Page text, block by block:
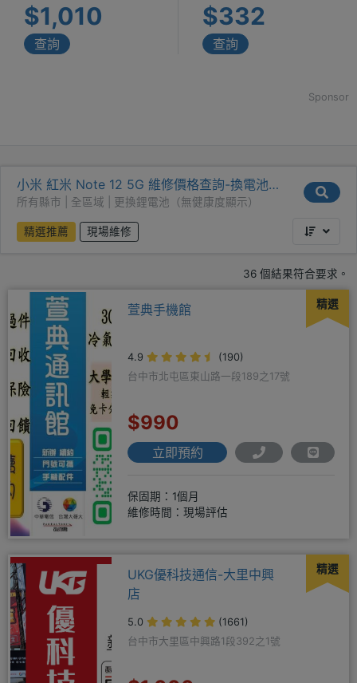
$1,010
查詢
$332
查詢
Sponsor
小米 紅米 Note 12 5G 維修價格查詢-換電池
（無健康度）
所有縣市 | 全區域 | 更換鋰電池（無健康度顯示）
精選推薦 現場維修
36 個結果符合要求。
精選
萱典手機館
4.9
(190)
台中市北屯區東山路一段189之17號
$990
立即預約
保固期：1個月
維修時間：現場評估
精選
UKG優科技通信-大里中興
店
5.0
(1661)
台中市大里區中興路1段392之1號